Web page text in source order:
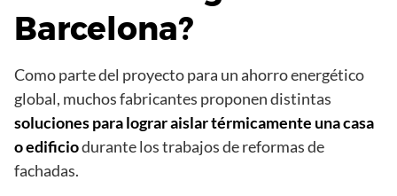
Barcelona?
Como parte del proyecto para un ahorro energético
global, muchos fabricantes proponen distintas
soluciones para lograr aislar térmicamente una casa
o edificiodurante los trabajos de reformas de
fachadas.